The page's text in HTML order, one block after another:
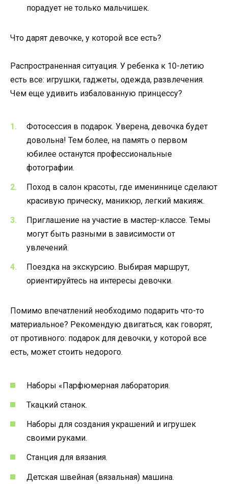
порадует не только мальчишек.
Что дарят девочке, у которой все есть?
Распространенная ситуация. У ребенка к 10-летию
есть все: игрушки, гаджеты, одежда, развлечения.
Чем еще удивить избалованную принцессу?
Фотосессия в подарок. Уверена, девочка будет
довольна! Тем более, на память о первом
юбилее останутся профессиональные
фотографии.
Поход в салон красоты, где имениннице сделают
красивую прическу, маникюр, легкий макияж.
Приглашение на участие в мастер-классе. Темы
могут быть разными в зависимости от
увлечений.
Поездка на экскурсию. Выбирая маршрут,
ориентируйтесь на интересы девочки.
Помимо впечатлений необходимо подарить что-то
материальное? Рекомендую двигаться, как говорят,
от противного: подарок для девочки, у которой все
есть, может стоить недорого.
Наборы «Парфюмерная лаборатория.
Ткацкий станок.
Наборы для создания украшений и игрушек
своими руками.
Станция для вязания.
Детская швейная (вязальная) машина.